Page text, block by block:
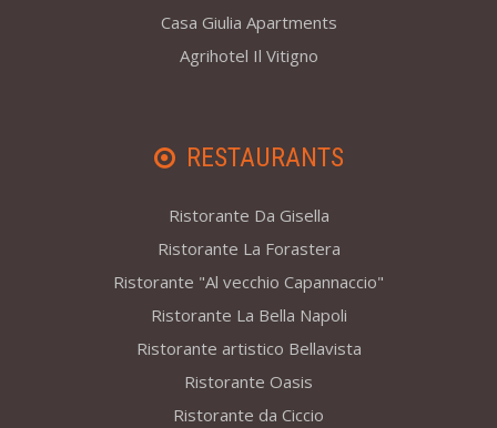
Casa Giulia Apartments
Agrihotel Il Vitigno
RESTAURANTS
Ristorante Da Gisella
Ristorante La Forastera
Ristorante "Al vecchio Capannaccio"
Ristorante La Bella Napoli
Ristorante artistico Bellavista
Ristorante Oasis
Ristorante da Ciccio